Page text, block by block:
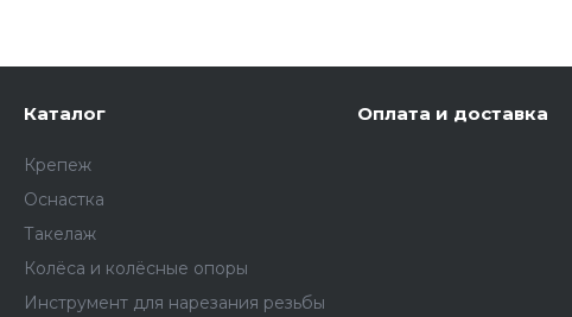
Каталог
Крепеж
Оснастка
Такелаж
Колёса и колëсные опоры
Инструмент для нарезания резьбы
Оплата и доставка